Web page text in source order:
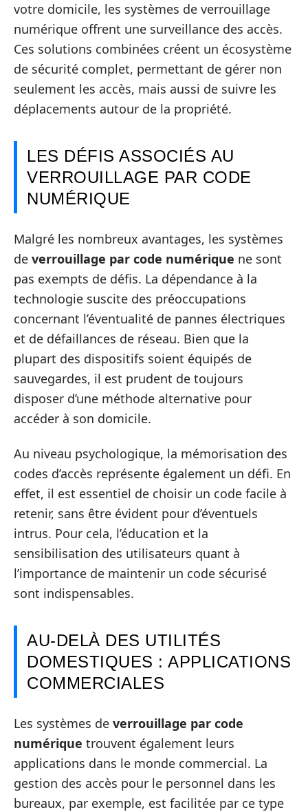
votre domicile, les systèmes de verrouillage
numérique offrent une surveillance des accès.
Ces solutions combinées créent un écosystème
de sécurité complet, permettant de gérer non
seulement les accès, mais aussi de suivre les
déplacements autour de la propriété.
LES DÉFIS ASSOCIÉS AU
VERROUILLAGE PAR CODE
NUMÉRIQUE
Malgré les nombreux avantages, les systèmes
de verrouillage par code numérique ne sont
pas exempts de défis. La dépendance à la
technologie suscite des préoccupations
concernant l’éventualité de pannes électriques
et de défaillances de réseau. Bien que la
plupart des dispositifs soient équipés de
sauvegardes, il est prudent de toujours
disposer d’une méthode alternative pour
accéder à son domicile.
Au niveau psychologique, la mémorisation des
codes d’accès représente également un défi. En
effet, il est essentiel de choisir un code facile à
retenir, sans être évident pour d’éventuels
intrus. Pour cela, l’éducation et la
sensibilisation des utilisateurs quant à
l’importance de maintenir un code sécurisé
sont indispensables.
AU-DELÀ DES UTILITÉS
DOMESTIQUES : APPLICATIONS
COMMERCIALES
Les systèmes de verrouillage par code
numérique trouvent également leurs
applications dans le monde commercial. La
gestion des accès pour le personnel dans les
bureaux, par exemple, est facilitée par ce type